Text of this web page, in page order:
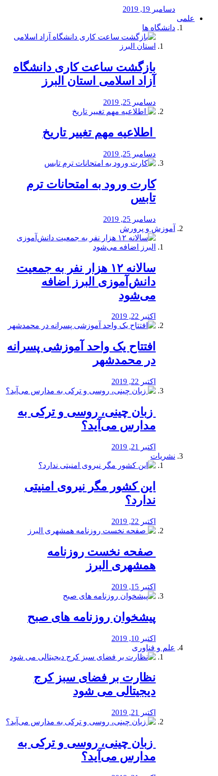
دسامبر 19, 2019
علمی
دانشگاه ها
بازگشت ساعت کاری دانشگاه
آزاد اسلامی استان البرز
دسامبر 25, 2019
️ اطلاعیه مهم تغییر تاریخ
دسامبر 25, 2019
کارت ورود به امتحانات ترم
تابس
دسامبر 25, 2019
آموزش و پرورش
️سالانه ۱۲ هزار نفر به جمعیت
دانش‌آموزی البرز اضافه
می‌شود
اکتبر 22, 2019
افتتاح یک واحد آموزشی پسرانه
در محمدشهر
اکتبر 22, 2019
️ زبان چینی، روسی و ترکی به
مدارس می‌آید؟
اکتبر 21, 2019
نشریات
این کشور مگر نیروی امنیتی
ندارد؟
اکتبر 22, 2019
️ صفحه نخست روزنامه‌
همشهری البرز
اکتبر 15, 2019
پیشخوان روزنامه های صبح
اکتبر 10, 2019
علم و فناوری
نظارت بر فضای سبز کرج
دیجیتالی می شود
اکتبر 21, 2019
️ زبان چینی، روسی و ترکی به
مدارس می‌آید؟